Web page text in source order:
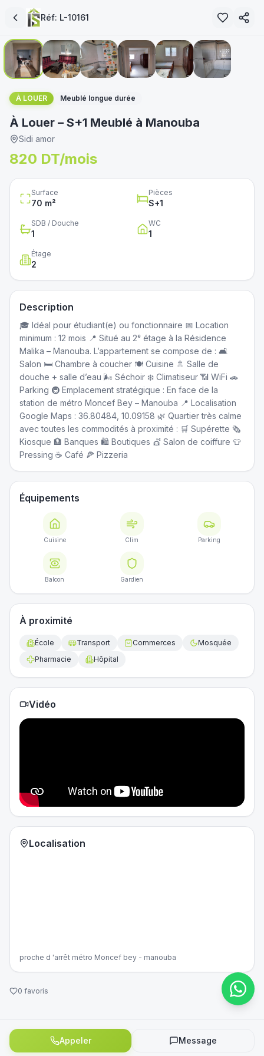
Réf: L-10161 1/6
immoservice.tn
À LOUER Meublé longue durée
À Louer – S+1 Meublé à Manouba
Sidi amor
820 DT/mois
Surface
70 m²
Pièces
S+1
SDB / Douche
1
WC
1
Étage
2
Description
🎓 Idéal pour étudiant(e) ou fonctionnaire 📅 Location
minimum : 12 mois 📍 Situé au 2ᵉ étage à la Résidence
Malika – Manouba. L’appartement se compose de : 🛋️
Salon 🛏️ Chambre à coucher 🍽️ Cuisine 🚿 Salle de
douche + salle d’eau 🌬️ Séchoir ❄️ Climatiseur 📶 WiFi 🚗
Parking 🚇 Emplacement stratégique : En face de la
station de métro Moncef Bey – Manouba 📍 Localisation
Google Maps : 36.80484, 10.09158 🌿 Quartier très calme
avec toutes les commodités à proximité : 🛒 Supérette 🗞️
Kiosque 🏦 Banques 🛍️ Boutiques 💇 Salon de coiffure 👕
Pressing ☕ Café 🍕 Pizzeria
Équipements
Cuisine Clim Parking
Balcon Gardien
À proximité
École Transport Commerces
Mosquée
Pharmacie
Hôpital
Vidéo
Localisation
proche d 'arrêt métro Moncef bey - manouba
0 favoris
Appeler Message